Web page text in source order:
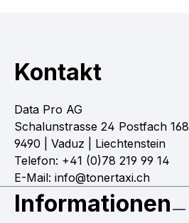
Kontakt
Data Pro AG
Schalunstrasse 24 Postfach 168
9490 | Vaduz | Liechtenstein
Telefon: +41 (0)78 219 99 14
E-Mail: info@tonertaxi.ch
Informationen